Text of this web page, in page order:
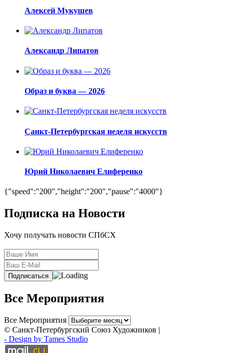
Алексей Мукушев
Александр Липатов
Образ и буква — 2026
Санкт-Петербургская неделя искусств
Юрий Николаевич Елиференко
{"speed":"200","height":"200","pause":"4000"}
Подписка на Новости
Хочу получать новости СПбСХ
Все Мероприятия
Все Мероприятия
© Санкт-Петербургский Союз Художников |
- Design by Tames Studio